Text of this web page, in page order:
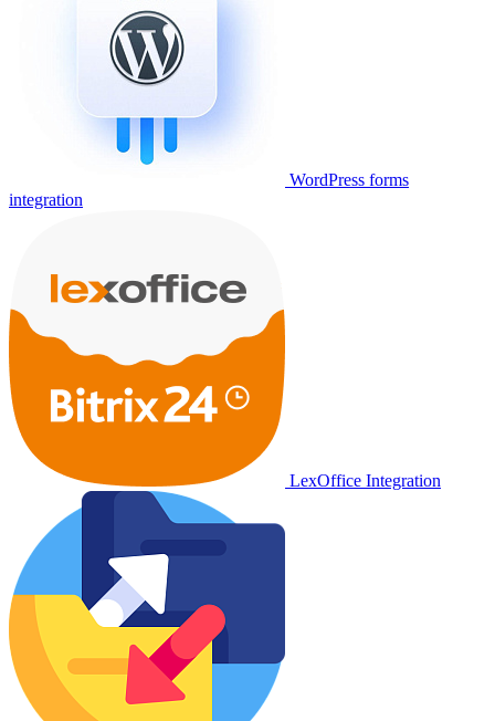
WordPress forms
integration
LexOffice Integration